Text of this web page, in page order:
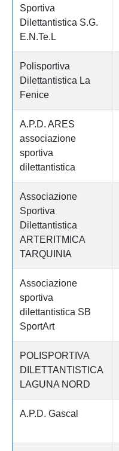
Sportiva
Dilettantistica S.G.
E.N.Te.L
Polisportiva
Dilettantistica La
Fenice
A.P.D. ARES
associazione
sportiva
dilettantistica
Associazione
Sportiva
Dilettantistica
ARTERITMICA
TARQUINIA
Associazione
sportiva
dilettantistica SB
SportArt
POLISPORTIVA
DILETTANTISTICA
LAGUNA NORD
A.P.D. Gascal